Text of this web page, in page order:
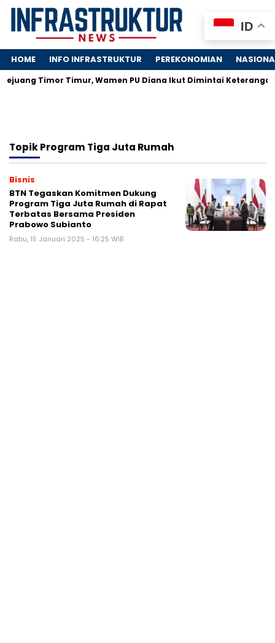
HOME INFO INFRASTRUKTUR PEREKONOMIAN
Timor Timur, Wamen PU Diana Ikut Dimintai Keterangan
TopikProgram Tiga Juta Rumah
Bisnis
BTN Tegaskan Komitmen Dukung
Program Tiga Juta Rumah di Rapat
Terbatas Bersama Presiden
Prabowo Subianto
Rabu, 15 Januari 2025 - 16:25 WIB
ID